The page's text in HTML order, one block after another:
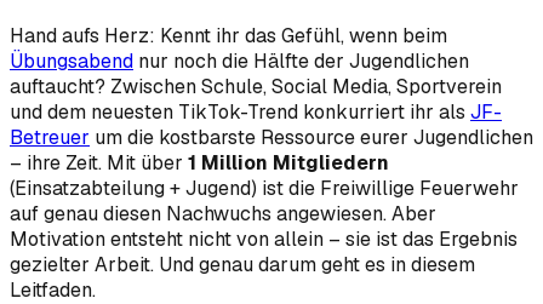
Hand aufs Herz: Kennt ihr das Gefühl, wenn beim
Übungsabend nur noch die Hälfte der Jugendlichen
auftaucht? Zwischen Schule, Social Media, Sportverein
und dem neuesten TikTok-Trend konkurriert ihr als JF-
Betreuer um die kostbarste Ressource eurer Jugendlichen
– ihre Zeit. Mit über 1 Million Mitgliedern
(Einsatzabteilung + Jugend) ist die Freiwillige Feuerwehr
auf genau diesen Nachwuchs angewiesen. Aber
Motivation entsteht nicht von allein – sie ist das Ergebnis
gezielter Arbeit. Und genau darum geht es in diesem
Leitfaden.